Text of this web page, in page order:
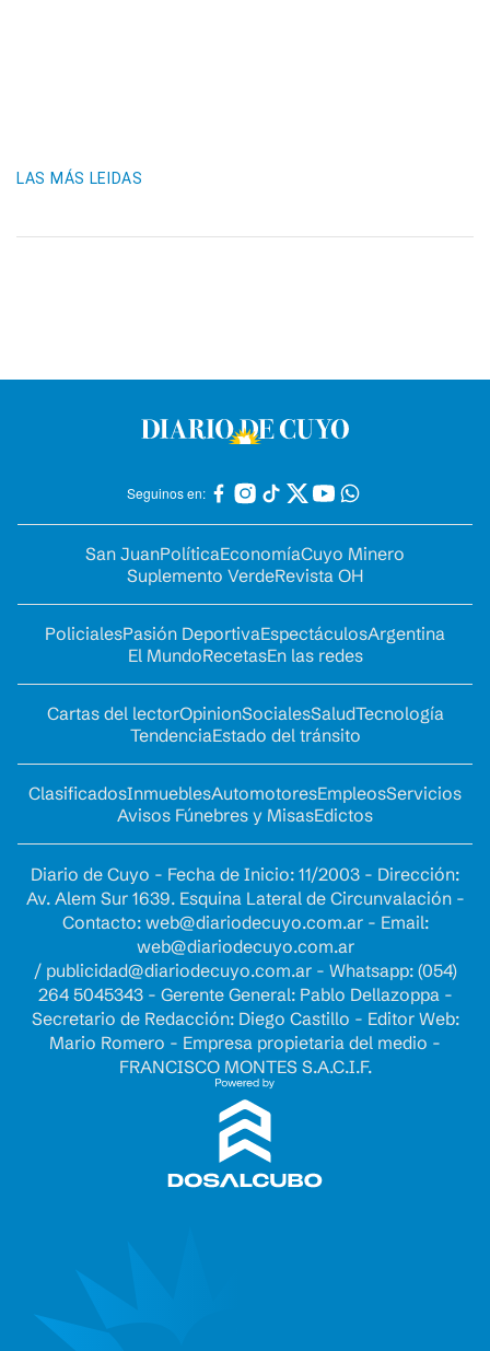
LAS MÁS LEIDAS
Seguinos en:
San JuanPolíticaEconomíaCuyo Minero
Suplemento VerdeRevista OH
PolicialesPasión DeportivaEspectáculosArgentina
El MundoRecetasEn las redes
Cartas del lectorOpinionSocialesSaludTecnología
TendenciaEstado del tránsito
ClasificadosInmueblesAutomotoresEmpleosServicios
Avisos Fúnebres y MisasEdictos
Diario de Cuyo - Fecha de Inicio: 11/2003 - Dirección:
Av. Alem Sur 1639. Esquina Lateral de Circunvalación -
Contacto: web@diariodecuyo.com.ar- Email:
web@diariodecuyo.com.ar
/ publicidad@diariodecuyo.com.ar- Whatsapp: (054)
264 5045343 - Gerente General: Pablo Dellazoppa -
Secretario de Redacción: Diego Castillo - Editor Web:
Mario Romero - Empresa propietaria del medio -
FRANCISCO MONTES S.A.C.I.F.